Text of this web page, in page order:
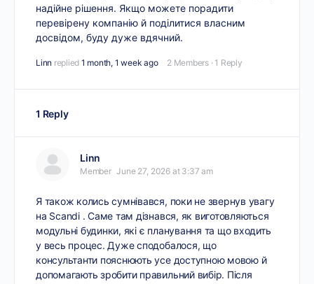
надійне рішення. Якщо можете порадити
перевірену компанію й поділитися власним
досвідом, буду дуже вдячний.
Linn replied 1 month, 1 week ago 2 Members · 1 Reply
1 Reply
Linn
Member June 27, 2026 at 3:37 am
Я також колись сумнівався, поки не звернув увагу
на Scandi. Саме там дізнався, як виготовляються
модульні будинки, які є планування та що входить
у весь процес. Дуже сподобалося, що
консультанти пояснюють усе доступною мовою й
допомагають зробити правильний вибір. Після